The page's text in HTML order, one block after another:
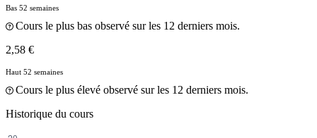
Bas 52 semaines
Cours le plus bas observé sur les 12 derniers mois.
2,58 €
Haut 52 semaines
Cours le plus élevé observé sur les 12 derniers mois.
Historique du cours